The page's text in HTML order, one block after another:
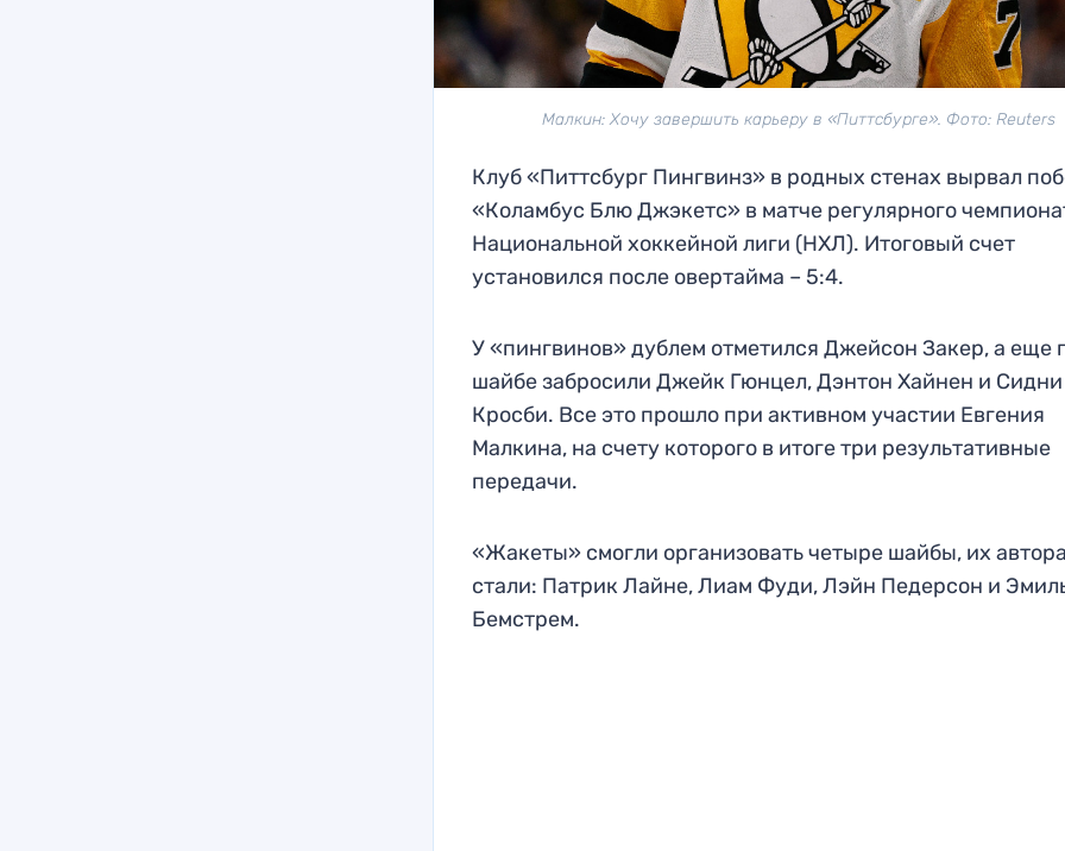
Малкин: Хочу завершить карьеру в «Питтсбурге». Фото: Reuters
Клуб «Питтсбург Пингвинз» в родных стенах вырвал
«Коламбус Блю Джэкетс» в матче регулярного
Национальной хоккейной лиги (НХЛ). Итоговый счет
установился после овертайма – 5:4.
У «пингвинов» дублем отметился Джейсон Закер, а еще
шайбе забросили Джейк Гюнцел, Дэнтон Хайнен и Сидни
Кросби. Все это прошло при активном участии Евгения
Малкина, на счету которого в итоге три результативные
передачи.
«Жакеты» смогли организовать четыре шайбы, их
стали: Патрик Лайне, Лиам Фуди, Лэйн Педерсон и
Бемстрем.